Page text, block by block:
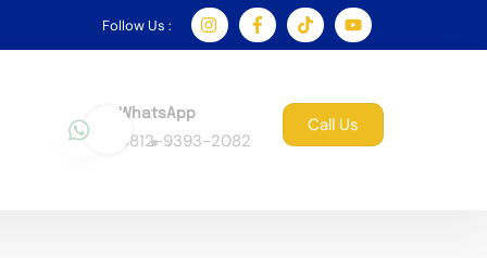
Follow Us :
WhatsApp
0812-9393-2082
Call Us